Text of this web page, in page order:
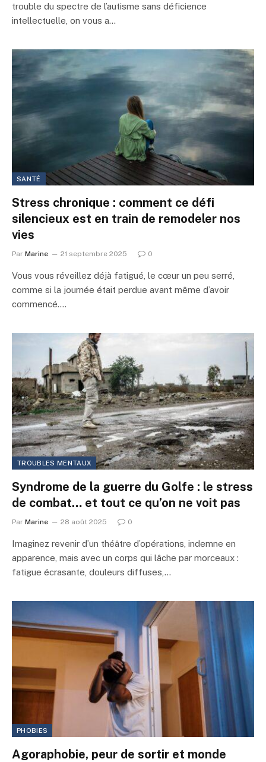
trouble du spectre de l’autisme sans déficience
intellectuelle, on vous a…
SANTÉ
Stress chronique : comment ce défi
silencieux est en train de remodeler nos
vies
Par Marine 21 septembre 2025 0
Vous vous réveillez déjà fatigué, le cœur un peu serré,
comme si la journée était perdue avant même d’avoir
commencé.…
TROUBLES MENTAUX
Syndrome de la guerre du Golfe : le stress
de combat… et tout ce qu’on ne voit pas
Par Marine 28 août 2025 0
Imaginez revenir d’un théâtre d’opérations, indemne en
apparence, mais avec un corps qui lâche par morceaux :
fatigue écrasante, douleurs diffuses,…
PHOBIES
Agoraphobie, peur de sortir et monde